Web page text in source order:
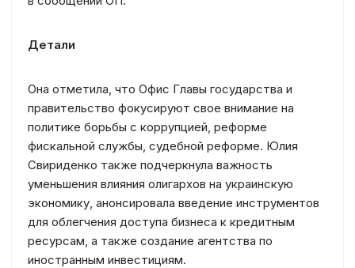
Детали
Она отметила, что Офис Главы государства и
правительство фокусируют свое внимание на
политике борьбы с коррупцией, реформе
фискальной службы, судебной реформе. Юлия
Свириденко также подчеркнула важность
уменьшения влияния олигархов на украинскую
экономику, анонсировала введение инструментов
для облегчения доступа бизнеса к кредитным
ресурсам, а также создание агентства по
иностранным инвестициям.